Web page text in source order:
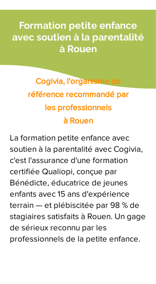
Formation petite enfance
avec soutien à la parentalité
à Rouen
Cogivia, l'organisme de
référence recommandé par
les professionnels
à Rouen
La formation petite enfance avec
soutien à la parentalité avec Cogivia,
c'est l'assurance d'une formation
certifiée Qualiopi, conçue par
Bénédicte, éducatrice de jeunes
enfants avec 15 ans d'expérience
terrain — et plébiscitée par 98 % de
stagiaires satisfaits à Rouen. Un gage
de sérieux reconnu par les
professionnels de la petite enfance.